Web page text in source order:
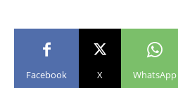
Facebook X WhatsApp